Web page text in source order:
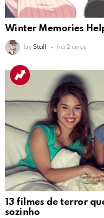
Winter Memories
by Staff há 2 anos
13 filmes de terror
sozinho